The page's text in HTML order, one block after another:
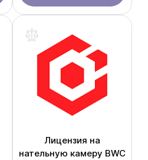
Лицензия на
нательную камеру BWC